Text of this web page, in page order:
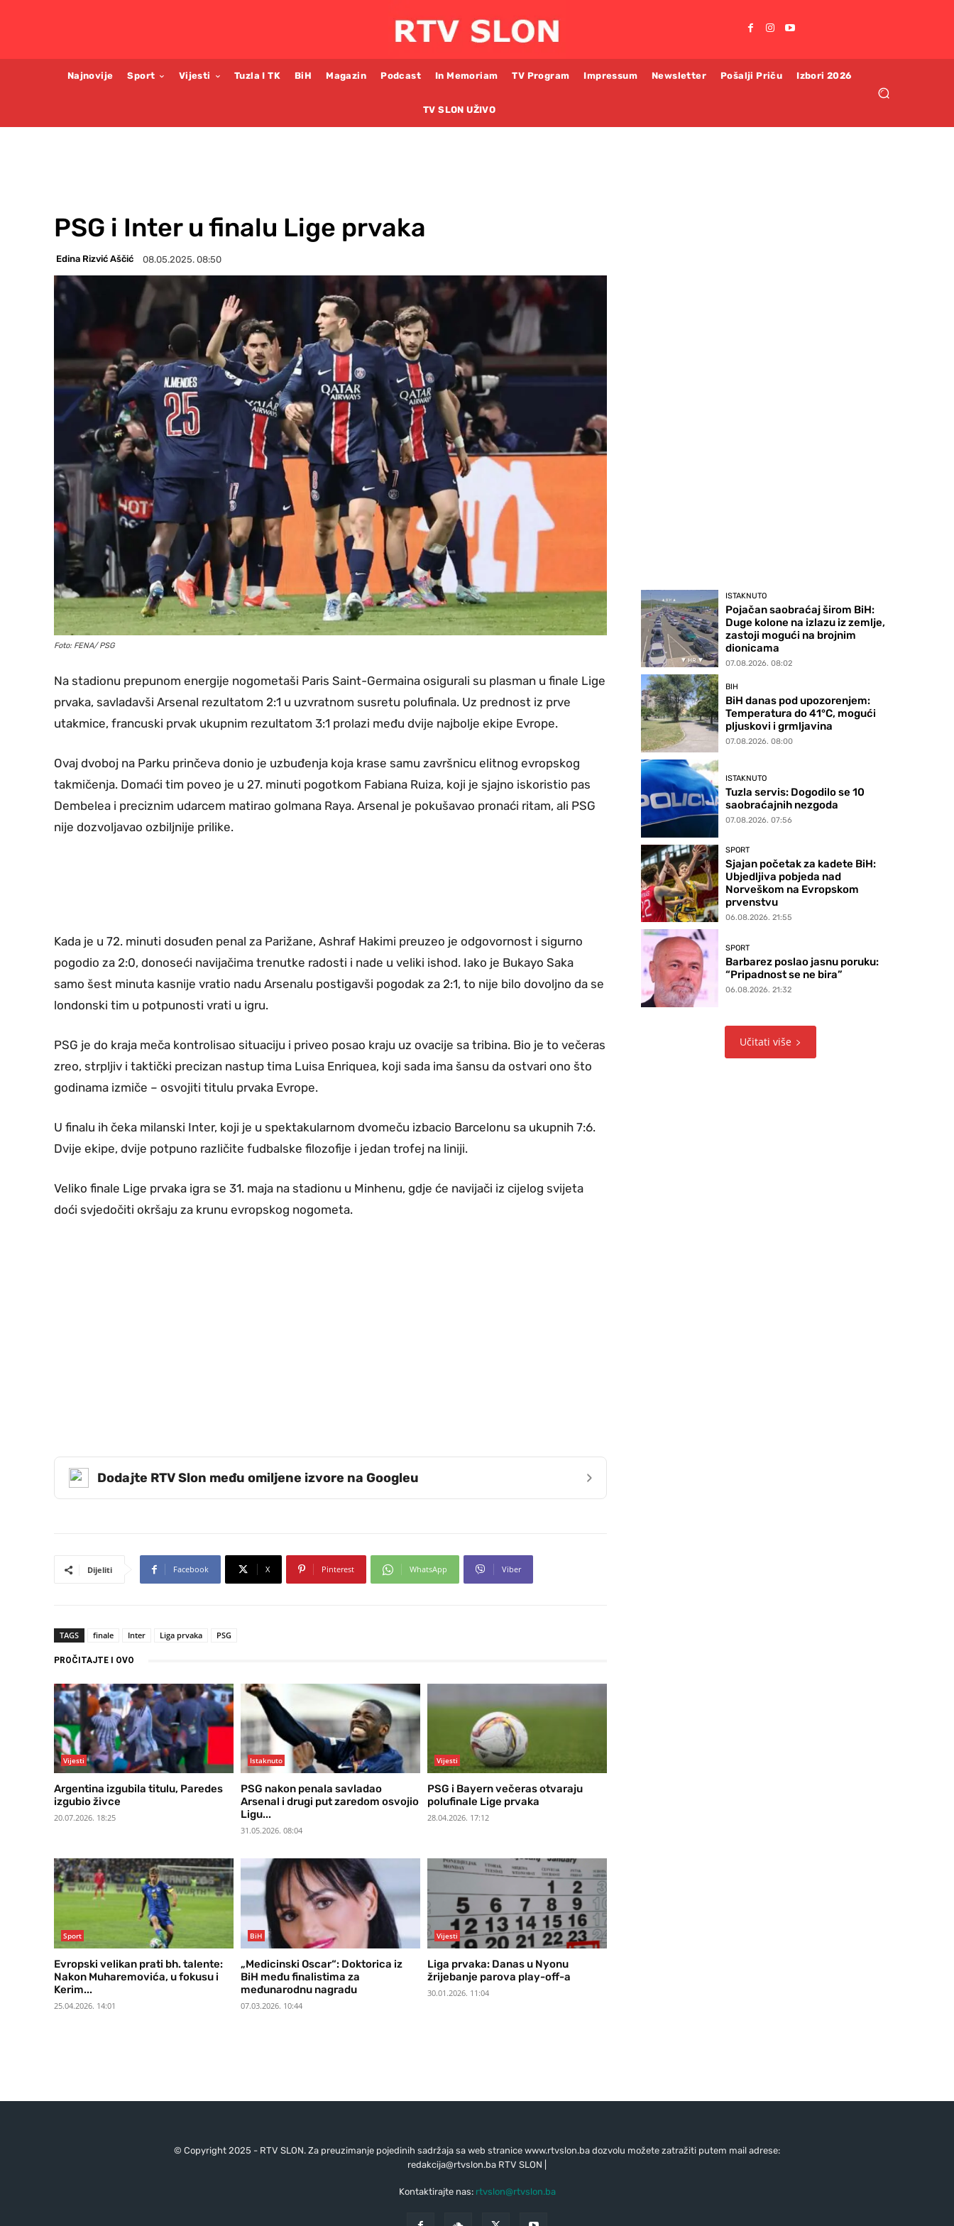
Najnovije Sport Vijesti Tuzla I TK BiH Magazin Podcast In Memoriam TV Program Impressum Newsletter Pošalji Priču Izbori 2026
TV SLON UŽIVO
PSG i Inter u finalu Lige prvaka
Edina Rizvić Aščić 08.05.2025. 08:50
Foto: FENA/ PSG
Na stadionu prepunom energije nogometaši Paris Saint-Germaina osigurali su plasman u finale Lige
prvaka, savladavši Arsenal rezultatom 2:1 u uzvratnom susretu polufinala. Uz prednost iz prve
utakmice, francuski prvak ukupnim rezultatom 3:1 prolazi među dvije najbolje ekipe Evrope.
Ovaj dvoboj na Parku prinčeva donio je uzbuđenja koja krase samu završnicu elitnog evropskog
takmičenja. Domaći tim poveo je u 27. minuti pogotkom Fabiana Ruiza, koji je sjajno iskoristio pas
Dembelea i preciznim udarcem matirao golmana Raya. Arsenal je pokušavao pronaći ritam, ali PSG
nije dozvoljavao ozbiljnije prilike.
Kada je u 72. minuti dosuđen penal za Parižane, Ashraf Hakimi preuzeo je odgovornost i sigurno
pogodio za 2:0, donoseći navijačima trenutke radosti i nade u veliki ishod. Iako je Bukayo Saka
samo šest minuta kasnije vratio nadu Arsenalu postigavši pogodak za 2:1, to nije bilo dovoljno da se
londonski tim u potpunosti vrati u igru.
PSG je do kraja meča kontrolisao situaciju i priveo posao kraju uz ovacije sa tribina. Bio je to večeras
zreo, strpljiv i taktički precizan nastup tima Luisa Enriquea, koji sada ima šansu da ostvari ono što
godinama izmiče – osvojiti titulu prvaka Evrope.
U finalu ih čeka milanski Inter, koji je u spektakularnom dvomeču izbacio Barcelonu sa ukupnih 7:6.
Dvije ekipe, dvije potpuno različite fudbalske filozofije i jedan trofej na liniji.
Veliko finale Lige prvaka igra se 31. maja na stadionu u Minhenu, gdje će navijači iz cijelog svijeta
doći svjedočiti okršaju za krunu evropskog nogometa.
Dodajte RTV Slon među omiljene izvore na Googleu ›
Dijeliti Facebook X Pinterest WhatsApp Viber
TAGS finale Inter Liga prvaka PSG
PROČITAJTE I OVO
Vijesti
Argentina izgubila titulu, Paredes
izgubio živce
20.07.2026. 18:25
Istaknuto
PSG nakon penala savladao
Arsenal i drugi put zaredom osvojio
Ligu...
31.05.2026. 08:04
Vijesti
PSG i Bayern večeras otvaraju
polufinale Lige prvaka
28.04.2026. 17:12
Sport
Evropski velikan prati bh. talente:
Nakon Muharemovića, u fokusu i
Kerim...
25.04.2026. 14:01
BiH
„Medicinski Oscar“: Doktorica iz
BiH među finalistima za
međunarodnu nagradu
07.03.2026. 10:44
Vijesti
Liga prvaka: Danas u Nyonu
žrijebanje parova play-off-a
30.01.2026. 11:04
ISTAKNUTO
Pojačan saobraćaj širom BiH:
Duge kolone na izlazu iz zemlje,
zastoji mogući na brojnim
dionicama
07.08.2026. 08:02
BIH
BiH danas pod upozorenjem:
Temperatura do 41°C, mogući
pljuskovi i grmljavina
07.08.2026. 08:00
ISTAKNUTO
Tuzla servis: Dogodilo se 10
saobraćajnih nezgoda
07.08.2026. 07:56
SPORT
Sjajan početak za kadete BiH:
Ubjedljiva pobjeda nad
Norveškom na Evropskom
prvenstvu
06.08.2026. 21:55
SPORT
Barbarez poslao jasnu poruku:
“Pripadnost se ne bira”
06.08.2026. 21:32
Učitati više
© Copyright 2025 - RTV SLON. Za preuzimanje pojedinih sadržaja sa web stranice www.rtvslon.ba dozvolu možete zatražiti putem mail adrese:
redakcija@rtvslon.baRTV SLON |
Kontaktirajte nas: rtvslon@rtvslon.ba